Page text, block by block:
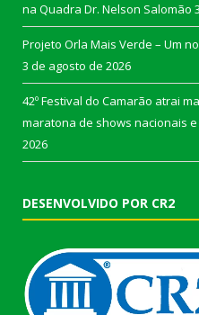
na Quadra Dr. Nelson Salomão
Projeto Orla Mais Verde – Um
3 de agosto de 2026
42º Festival do Camarão atrai
maratona de shows nacionais
2026
DESENVOLVIDO POR CR2